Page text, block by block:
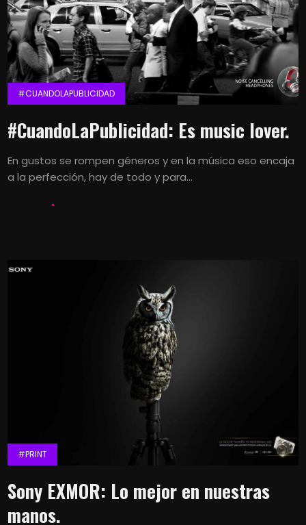
#CUANDOLAPUBLICIDAD
#CuandoLaPublicidad: Es music lover.
En gustos se rompen géneros y en la música eso encaja
a la perfección, hay de todo y para...
#PRINT
Sony EXMOR: Lo mejor en nuestras
manos.